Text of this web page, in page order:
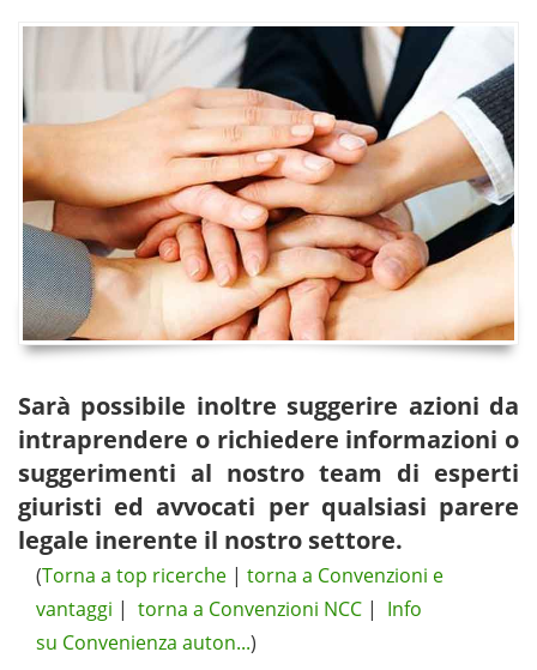
Sarà possibile inoltre suggerire azioni da
intraprendere o richiedere informazioni o
suggerimenti al nostro team di esperti
giuristi ed avvocati per qualsiasi parere
legale inerente il nostro settore.
(Torna a top ricerche | torna a Convenzioni e
vantaggi | torna a Convenzioni NCC | Info
su Convenienza auton...)